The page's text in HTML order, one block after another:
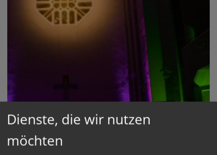
Dienste, die wir nutzen
möchten